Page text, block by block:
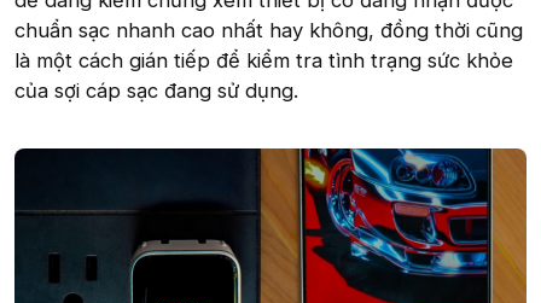
chuẩn sạc nhanh cao nhất hay không, đồng thời cũng
là một cách gián tiếp để kiểm tra tình trạng sức khỏe
của sợi cáp sạc đang sử dụng.